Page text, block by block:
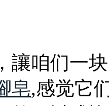
讓咱们一
皂,感觉它